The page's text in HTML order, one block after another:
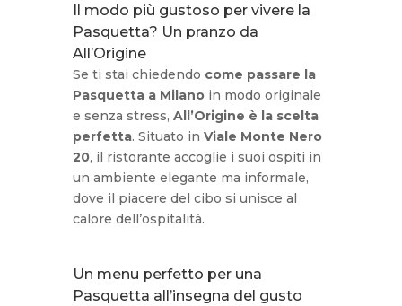
Il modo più gustoso per vivere la
Pasquetta? Un pranzo da
All’Origine
Se ti stai chiedendo come passare la
Pasquetta a Milanoin modo originale
e senza stress, All’Origine è la scelta
perfetta. Situato in Viale Monte Nero
20, il ristorante accoglie i suoi ospiti in
un ambiente elegante ma informale,
dove il piacere del cibo si unisce al
calore dell’ospitalità.
Un menu perfetto per una
Pasquetta all’insegna del gusto